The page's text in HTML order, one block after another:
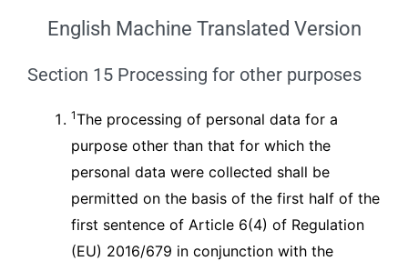
English Machine Translated Version
Section 15 Processing for other purposes
1The processing of personal data for a
purpose other than that for which the
personal data were collected shall be
permitted on the basis of the first half of the
first sentence of Article 6(4) of Regulation
(EU) 2016/679 in conjunction with the